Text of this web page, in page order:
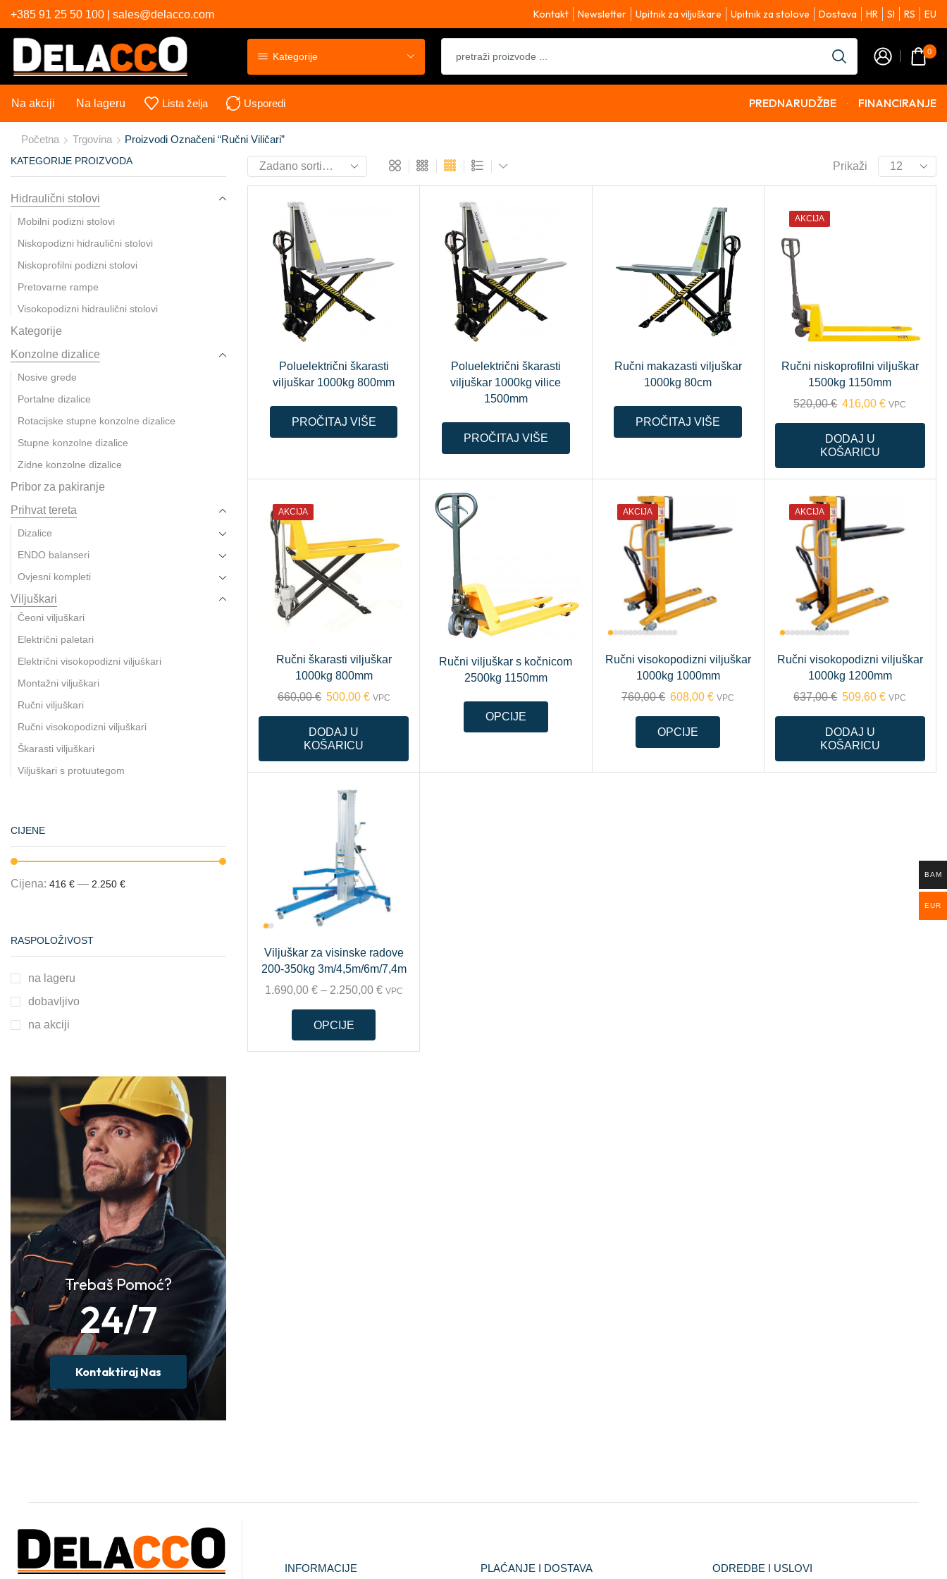
+385 91 25 50 100 | sales@delacco.com Kontakt Newsletter Upitnik za viljuškare Upitnik za stolove Dostava HR SI RS EU
Kategorije 0
Na akciji Na lageru Lista želja Usporedi PREDNARUDŽBE FINANCIRANJE
Početna Trgovina Proizvodi Označeni “ručni Viličari”
Prikaži
Poluelektrični škarasti
viljuškar 1000kg 800mm
PROČITAJ VIŠE
Poluelektrični škarasti
viljuškar 1000kg vilice
1500mm
PROČITAJ VIŠE
Ručni makazasti viljuškar
1000kg 80cm
PROČITAJ VIŠE
AKCIJA
Ručni niskoprofilni viljuškar
1500kg 1150mm
520,00€ 416,00€ VPC
DODAJ U
KOŠARICU
AKCIJA
Ručni škarasti viljuškar
1000kg 800mm
660,00€ 500,00 € VPC
DODAJ U
KOŠARICU
Ručni viljuškar s kočnicom
2500kg 1150mm
OPCIJE
AKCIJA
Ručni visokopodizni viljuškar
1000kg 1000mm
760,00€ 608,00€ VPC
OPCIJE
AKCIJA
Ručni visokopodizni viljuškar
1000kg 1200mm
637,00€ 509,60€ VPC
DODAJ U
KOŠARICU
Viljuškar za visinske radove
200-350kg 3m/4,5m/6m/7,4m
1.690,00 €– 2.250,00 € VPC
OPCIJE
KATEGORIJE PROIZVODA
Hidraulični stolovi
Mobilni podizni stolovi
Niskopodizni hidraulični stolovi
Niskoprofilni podizni stolovi
Pretovarne rampe
Visokopodizni hidraulični stolovi
Kategorije
Konzolne dizalice
Nosive grede
Portalne dizalice
Rotacijske stupne konzolne dizalice
Stupne konzolne dizalice
Zidne konzolne dizalice
Pribor za pakiranje
Prihvat tereta
Dizalice
ENDO balanseri
Ovjesni kompleti
Viljuškari
Čeoni viljuškari
Električni paletari
Električni visokopodizni viljuškari
Montažni viljuškari
Ručni viljuškari
Ručni visokopodizni viljuškari
Škarasti viljuškari
Viljuškari s protuutegom
CIJENE
Cijena: 416 € — 2.250 €
RASPOLOŽIVOST
na lageru
dobavljivo
na akciji
Trebaš Pomoć?
24/7
Kontaktiraj Nas
INFORMACIJE PLAĆANJE I DOSTAVA ODREDBE I USLOVI
BAM
EUR